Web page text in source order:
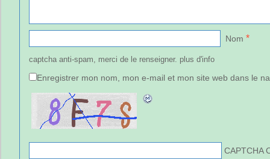
Nom *
captcha anti-spam, merci de le renseigner. plus d'info
Enregistrer mon nom, mon e-mail et mon site web dans le
CAPTCHA